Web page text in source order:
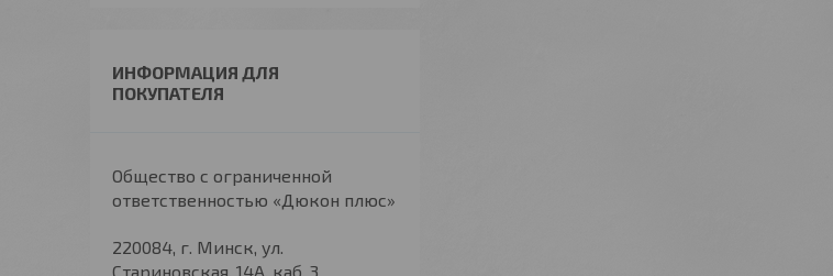
ИНФОРМАЦИЯ ДЛЯ
ПОКУПАТЕЛЯ
Общество с ограниченной
ответственностью «Дюкон плюс»
220084, г. Минск, ул.
Стариновская, 14А, каб. 3